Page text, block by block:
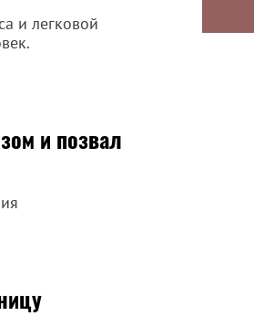
и легковой
и позвал